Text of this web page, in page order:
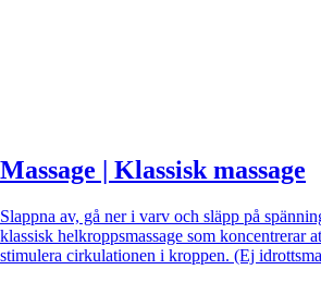
Massage | Klassisk massage
Slappna av, gå ner i varv och släpp på
klassisk helkroppsmassage som koncentrerar
stimulera cirkulationen i kroppen. (Ej